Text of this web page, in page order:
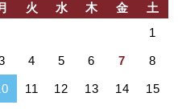
火 水 木 金
土
1
4 5 6 7 8
11 12 13 14 15